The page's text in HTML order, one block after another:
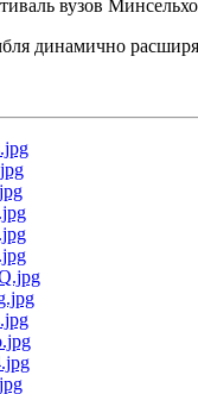
вузов
динамично